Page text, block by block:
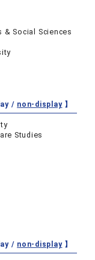
& Social Sciences
/ non-display】
Studies
/ non-display】